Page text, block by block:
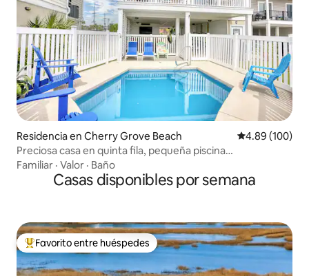
Residencia en Cherry Grove Beach Calificación
4.89 (100)
Preciosa casa en quinta fila, pequeña piscina
privada/ascensor
Familiar · Valor · Baño
Casas disponibles por semana
De los mejores en Favorito entre huéspedes
Favorito entre huéspedes